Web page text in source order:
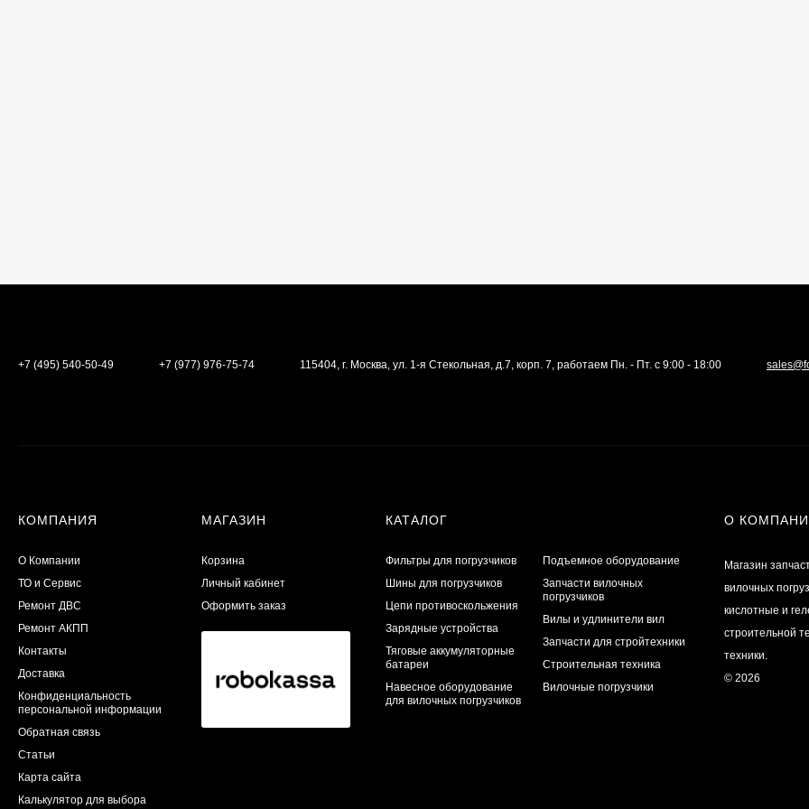
+7 (495) 540-50-49 +7 (977) 976-75-74 115404, г. Москва, ул. 1-я Стекольная, д.7, корп. 7, работаем Пн. - Пт. с 9:00 - 18:00
КОМПАНИЯ
О Компании
ТО и Сервис
​Ремонт ДВС
Ремонт АКПП
Контакты
Доставка
Конфиденциальность
персональной информации
Обратная связь
Статьи
Карта сайта
Калькулятор для выбора
МАГАЗИН
Корзина
Личный кабинет
Оформить заказ
КАТАЛОГ
Фильтры для погрузчиков
Шины для погрузчиков
Цепи противоскольжения
Зарядные устройства
Тяговые аккумуляторные
батареи
Навесное оборудование
для вилочных погрузчиков
Подъемное оборудование
Запчасти вилочных
погрузчиков
Вилы и удлинители вил
Запчасти для стройтехники
Строительная техника
Вилочные погрузчики
О
Магазин
вилочных
кислотные и
строительной
техники.
© 2026